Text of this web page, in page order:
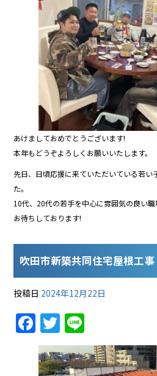
e
b
o
o
k
er
あけましておめでとうございます!
本年もどうぞよろしくお願いいたします。
先日、日頃応援に来ていただいている若い
た。
10代、20代の若手を中心に雰囲気の良い
お待ちしております!
吹田市新築共同住宅屋根工事
投稿日 2024年12月22日
F
a
c
T
w
itt
n
e